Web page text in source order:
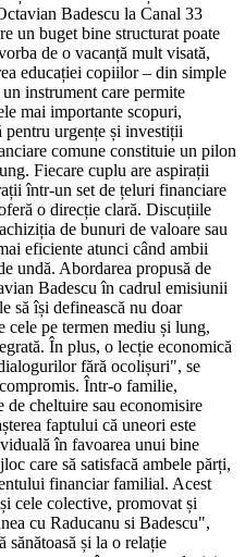
Badescu la Canal 33
un buget bine structurat poate
de o vacanță mult visată,
educației copiilor – din simple
instrument care permite
mai importante scopuri,
pentru urgențe și investiții
comune constituie un pilon
Fiecare cuplu are aspirații
într-un set de țeluri financiare
o direcție clară. Discuțiile
de bunuri de valoare sau
eficiente atunci când ambii
undă. Abordarea propusă de
Badescu în cadrul emisiunii
să își definească nu doar
cele pe termen mediu și lung,
În plus, o lecție economică
fără ocolișuri", se
Într-o familie,
de cheltuire sau economisire
faptului că uneori este
în favoarea unui bine
care să satisfacă ambele părți,
financiar familial. Acest
cele colective, promovat și
cu Raducanu si Badescu",
sănătoasă și la o relație